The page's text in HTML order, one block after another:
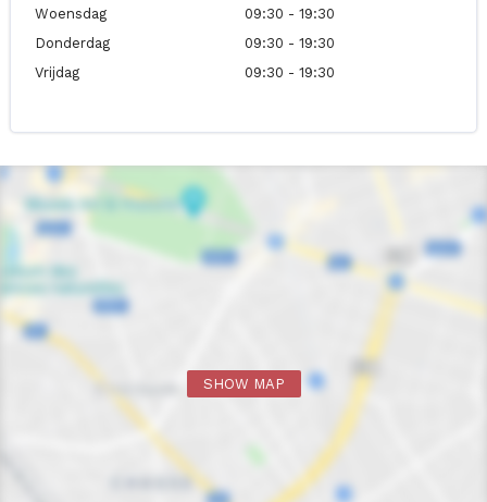
Woensdag
09:30 - 19:30
Donderdag
09:30 - 19:30
Vrijdag
09:30 - 19:30
SHOW MAP